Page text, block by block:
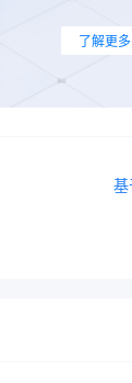
了解更多